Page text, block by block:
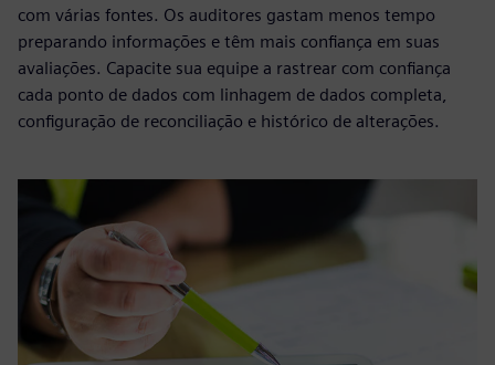
com várias fontes. Os auditores gastam menos tempo
preparando informações e têm mais confiança em suas
avaliações. Capacite sua equipe a rastrear com confiança
cada ponto de dados com linhagem de dados completa,
configuração de reconciliação e histórico de alterações.